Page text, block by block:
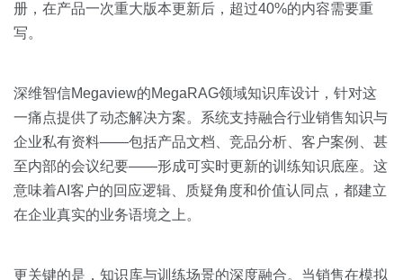
册，在产品一次重大版本更新后，超过40%的内容需要重
写。
深维智信Megaview的MegaRAG领域知识库设计，针对这
一痛点提供了动态解决方案。系统支持融合行业销售知识与
企业私有资料——包括产品文档、竞品分析、客户案例、甚
至内部的会议纪要——形成可实时更新的训练知识底座。这
意味着AI客户的回应逻辑、质疑角度和价值认同点，都建立
在企业真实的业务语境之上。
更关键的是，知识库与训练场景的深度融合。当销售在模拟